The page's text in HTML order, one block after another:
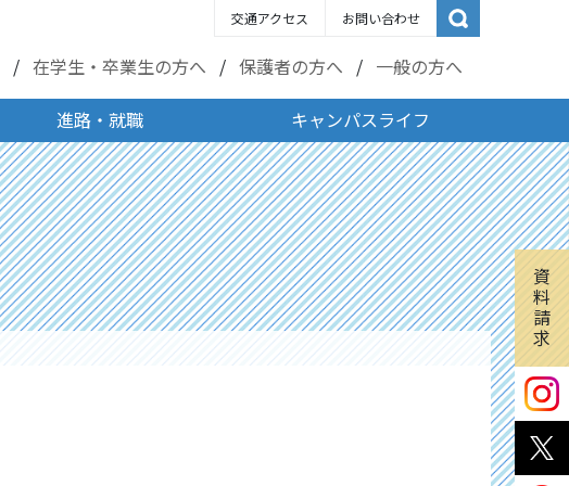
資
料
請
求
交通アクセス お問い合わせ
在学生・卒業生の方へ 保護者の方へ 一般の方へ
進路・就職 キャンパスライフ